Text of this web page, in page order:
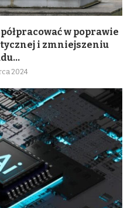
w poprawie
i zmniejszeniu
2024